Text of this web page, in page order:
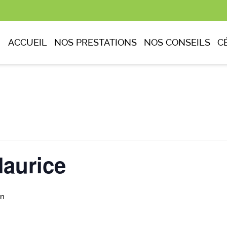
ACCUEIL NOS PRESTATIONS NOS CONSEILS